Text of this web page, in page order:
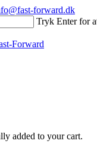
forward.dk
Tryk Enter for
added to your cart.